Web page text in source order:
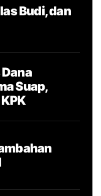
Budi, dan
Suap,